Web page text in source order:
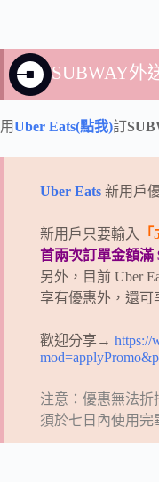
SUBWAY外
用Uber Eats(點我)訂
Uber Eats 新用戶
新用戶只要輸入
首兩次訂單金額滿
另外，目前 Uber
享有優惠外，還可
歡迎分享→ https://
注意：優惠無法折
須於七日內使用完